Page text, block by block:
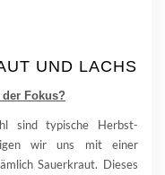
UND LACHS
Fokus?
sind typische Herbst-
wir uns mit einer
Sauerkraut. Dieses